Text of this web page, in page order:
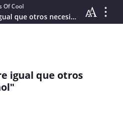
Of Cool
"Necesito de sangre igual que otros necesitan de alcohol"
igual que otros